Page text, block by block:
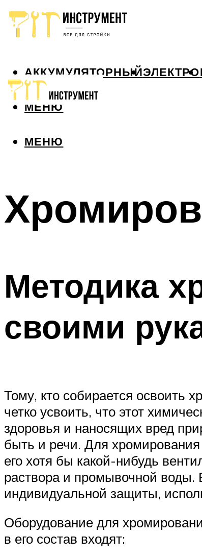
АККУМУЛЯТОРНЫЙЭЛЕКТРО
МЕНЮ
МЕНЮ
Методика
своими
Тому, кто собирается освоить
четко усвоить, что этот
здоровья и наносящих вред
быть и речи. Для
его хотя бы какой-нибудь
раствора и промывочной воды.
индивидуальной защиты,
Оборудование для
в его состав входят: